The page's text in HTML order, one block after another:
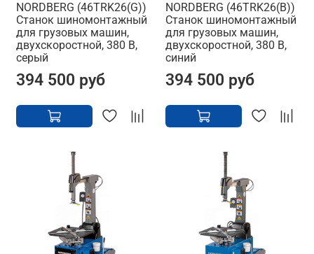
NORDBERG (46TRK26(G))
Станок шиномонтажный
для грузовых машин,
двухскоростной, 380 В,
серый
394 500 руб
NORDBERG (46TRK26(B))
Станок шиномонтажный
для грузовых машин,
двухскоростной, 380 В,
синий
394 500 руб